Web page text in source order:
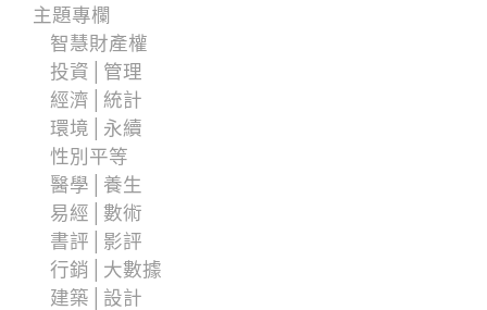
主題專欄
智慧財產權
投資│管理
經濟│統計
環境│永續
性別平等
醫學│養生
易經│數術
書評│影評
行銷│大數據
建築│設計